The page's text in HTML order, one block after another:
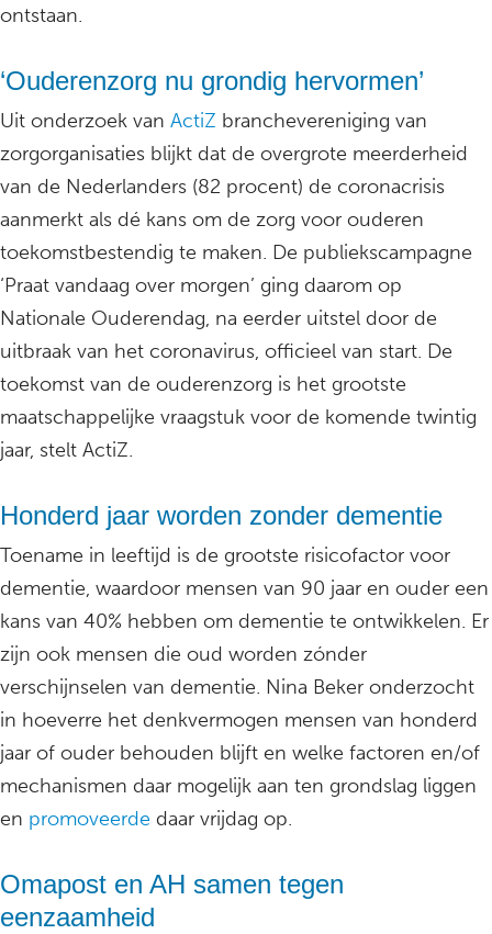
ontstaan.
‘Ouderenzorg nu grondig hervormen’
Uit onderzoek van ActiZ branchevereniging van
zorgorganisaties blijkt dat de overgrote meerderheid
van de Nederlanders (82 procent) de coronacrisis
aanmerkt als dé kans om de zorg voor ouderen
toekomstbestendig te maken. De publiekscampagne
‘Praat vandaag over morgen’ ging daarom op
Nationale Ouderendag, na eerder uitstel door de
uitbraak van het coronavirus, officieel van start. De
toekomst van de ouderenzorg is het grootste
maatschappelijke vraagstuk voor de komende twintig
jaar, stelt ActiZ.
Honderd jaar worden zonder dementie
Toename in leeftijd is de grootste risicofactor voor
dementie, waardoor mensen van 90 jaar en ouder een
kans van 40% hebben om dementie te ontwikkelen. Er
zijn ook mensen die oud worden zónder
verschijnselen van dementie. Nina Beker onderzocht
in hoeverre het denkvermogen mensen van honderd
jaar of ouder behouden blijft en welke factoren en/of
mechanismen daar mogelijk aan ten grondslag liggen
en promoveerde daar vrijdag op.
Omapost en AH samen tegen
eenzaamheid